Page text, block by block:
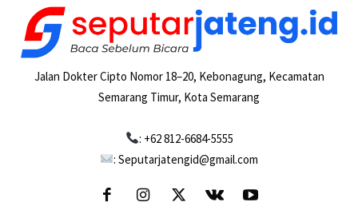
Jalan Dokter Cipto Nomor 18–20, Kebonagung, Kecamatan
Semarang Timur, Kota Semarang
: +62 812-6684-5555
: Seputarjatengid@gmail.com